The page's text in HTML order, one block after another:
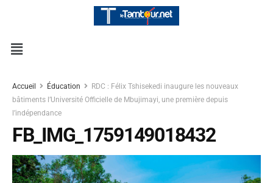
Accueil Éducation
RDC : Félix Tshisekedi inaugure les nouveaux
bâtiments l’Université Officielle de Mbujimayi, une première depuis
l’indépendance
FB_IMG_1759149018432